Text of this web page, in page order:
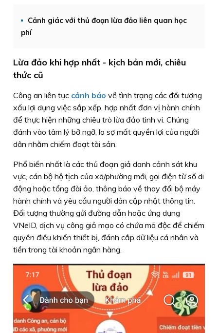
Cảnh giác với thủ đoạn lừa đảo liên quan học
phí
Lừa đảo khi hợp nhất - kịch bản mới, chiêu
thức cũ
Công an liên tục cảnh báo về tình trạng các đối tượng
xấu lợi dụng việc sắp xếp, hợp nhất đơn vị hành chính
để thực hiện những chiêu trò lừa đảo tinh vi. Chúng
đánh vào tâm lý bỡ ngỡ, lo sợ mất quyền lợi của người
dân nhằm chiếm đoạt tài sản.
Phổ biến nhất là các thủ đoạn giả danh cảnh sát khu
vực, cán bộ hộ tịch của xã/phường mới, gọi điện từ số di
động hoặc tổng đài ảo, thông báo về thay đổi bộ máy
hành chính và yêu cầu người dân cập nhật thông tin.
Đối tượng thường gửi đường dẫn hoặc ứng dụng
VNeID, dịch vụ công giả mạo có chứa mã độc để chiếm
quyền điều khiển thiết bị, đánh cắp dữ liệu cá nhân và
tiền trong tài khoản ngân hàng.